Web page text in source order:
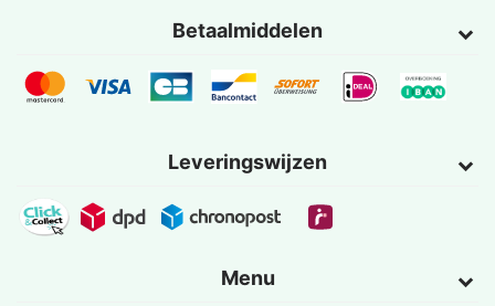
Betaalmiddelen
Leveringswijzen
Menu